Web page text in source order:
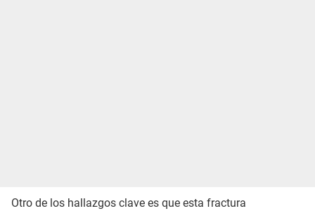
Otro de los hallazgos clave es que esta fractura